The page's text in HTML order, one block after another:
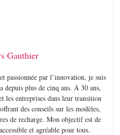
Gauthier
passionnée par l’innovation, je suis
depuis plus de cinq ans. À 30 ans,
les entreprises dans leur transition
des conseils sur les modèles,
de recharge. Mon objectif est de
et agréable pour tous.